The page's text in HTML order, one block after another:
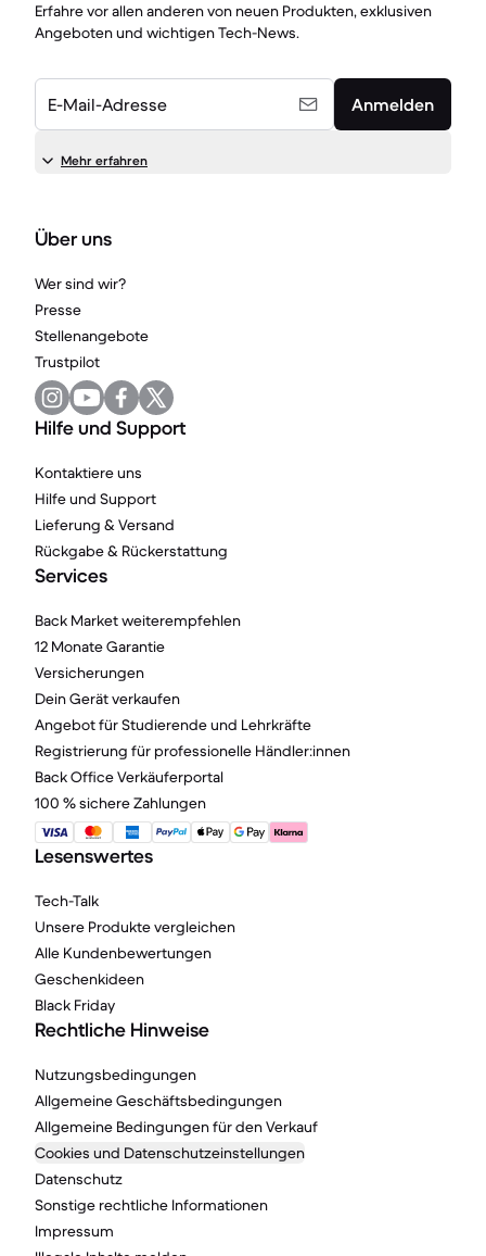
Erfahre vor allen anderen von neuen Produkten, exklusiven
Angeboten und wichtigen Tech-News.
E-Mail-Adresse Anmelden
Mehr erfahren
Über uns
Wer sind wir?
Presse
Stellenangebote
Trustpilot
Hilfe und Support
Kontaktiere uns
Hilfe und Support
Lieferung & Versand
Rückgabe & Rückerstattung
Services
Back Market weiterempfehlen
12 Monate Garantie
Versicherungen
Dein Gerät verkaufen
Angebot für Studierende und Lehrkräfte
Registrierung für professionelle Händler:innen
Back Office Verkäuferportal
100 % sichere Zahlungen
Lesenswertes
Tech-Talk
Unsere Produkte vergleichen
Alle Kundenbewertungen
Geschenkideen
Black Friday
Rechtliche Hinweise
Nutzungsbedingungen
Allgemeine Geschäftsbedingungen
Allgemeine Bedingungen für den Verkauf
Cookies und Datenschutzeinstellungen
Datenschutz
Sonstige rechtliche Informationen
Impressum